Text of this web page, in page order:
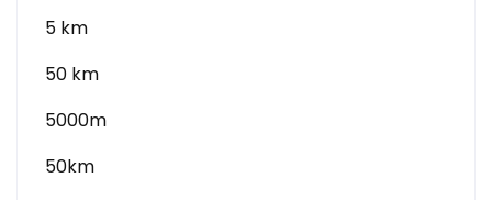
5 km
50 km
5000m
50km